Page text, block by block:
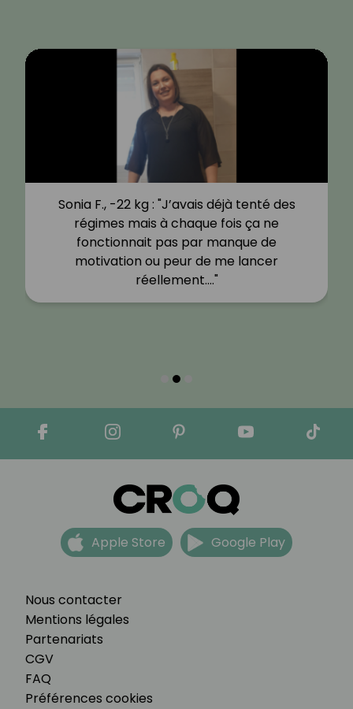
Sonia F., -22 kg : "J’avais déjà tenté des
régimes mais à chaque fois ça ne
fonctionnait pas par manque de
motivation ou peur de me lancer
réellement.…"
Nous contacter
Mentions légales
Partenariats
CGV
FAQ
Préférences cookies
Apple Store Google Play